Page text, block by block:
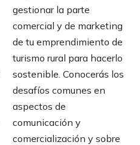
gestionar la parte
comercial y de marketing
de tu emprendimiento de
turismo rural para hacerlo
sostenible. Conocerás los
desafíos comunes en
aspectos de
comunicación y
comercialización y sobre